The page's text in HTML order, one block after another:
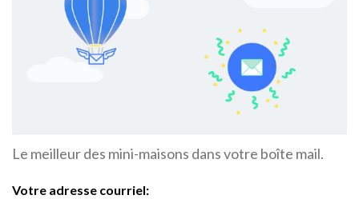
Le meilleur des mini-maisons dans votre boîte mail.
Votre adresse courriel: